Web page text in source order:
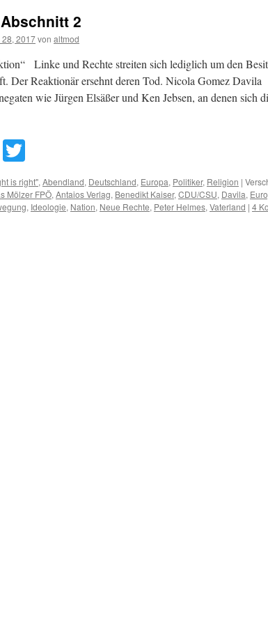
2
28, 2017von altmod
Linke und Rechte streiten sich lediglich um den
Der Reaktionär ersehnt deren Tod. Nicola Gomez
wie Jürgen Elsäßer und Ken Jebsen, an denen
Telegram
is right",Abendland, Deutschland, Europa, Politiker, Religion |
Mölzer FPÖ,Antaios Verlag, Benedikt Kaiser,CDU/CSU, Davila,
, Ideologie, Nation, Neue Rechte, Peter Helmes,Vaterland | 4